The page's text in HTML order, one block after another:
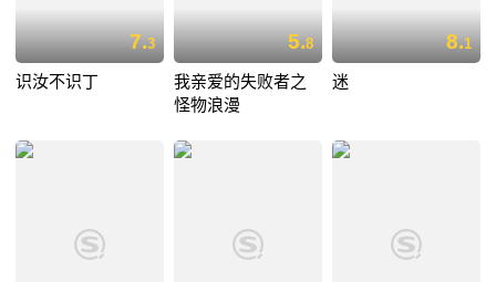
7.3
识汝不识丁
5.8
我亲爱的失败者之
怪物浪漫
8.1
迷